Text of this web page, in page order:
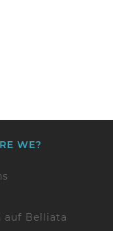
WE?
auf Belliata